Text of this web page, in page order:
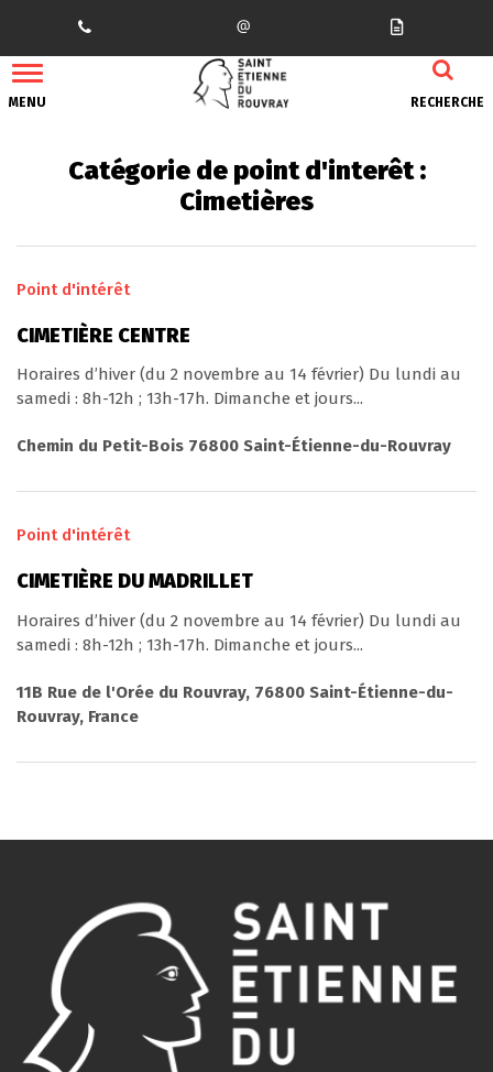
MENU RECHERCHE
Catégorie de point d'interêt :
Cimetières
Point d'intérêt
CIMETIÈRE CENTRE
Horaires d’hiver (du 2 novembre au 14 février) Du lundi au
samedi : 8h-12h ; 13h-17h. Dimanche et jours...
Chemin du Petit-Bois 76800 Saint-Étienne-du-Rouvray
Point d'intérêt
CIMETIÈRE DU MADRILLET
Horaires d’hiver (du 2 novembre au 14 février) Du lundi au
samedi : 8h-12h ; 13h-17h. Dimanche et jours...
11B Rue de l'Orée du Rouvray, 76800 Saint-Étienne-du-
Rouvray, France